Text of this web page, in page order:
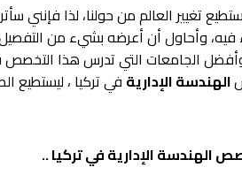
تغيير العالم من حولنا، لذا فإنني
وأحاول أن أعرضه بشيء من التفصيل
الجامعات التي تدرس هذا
الهندسة الإدارية في تركيا ، ليستطيع
الهندسة الإدارية في تركيا ..